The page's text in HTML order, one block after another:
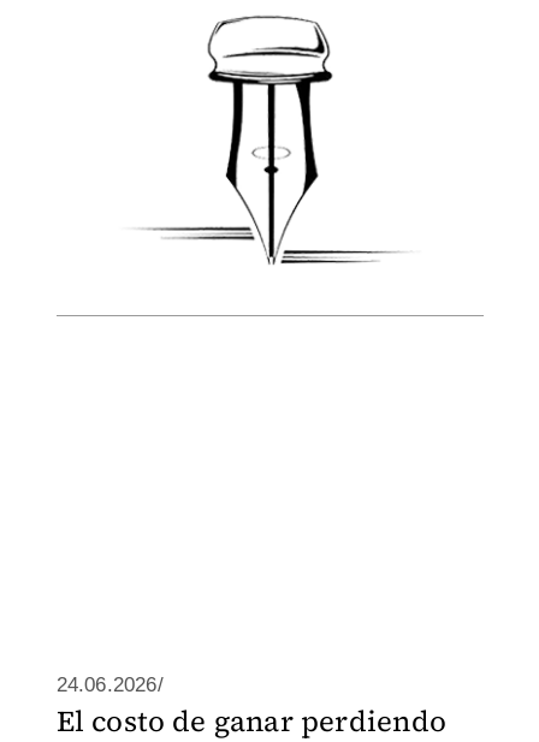
24.06.2026/
El costo de ganar perdiendo